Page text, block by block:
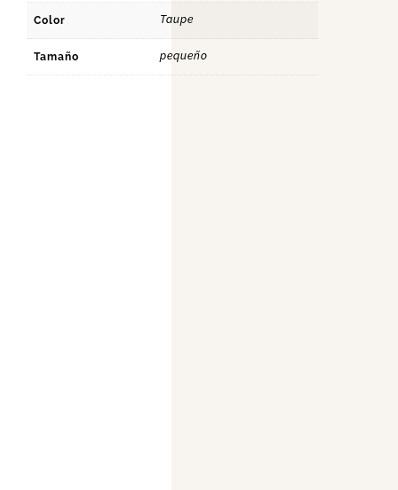
Color Taupe
Tamaño pequeño